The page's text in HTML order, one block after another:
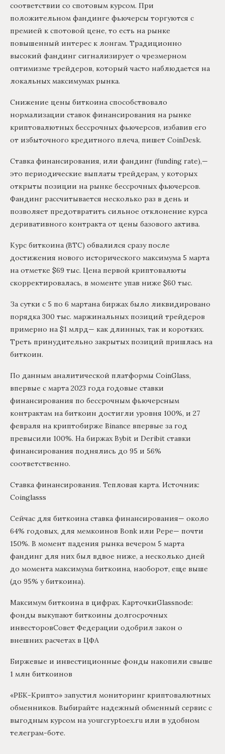
соответствии со спотовым курсом. При
положительном фандинге фьючерсы торгуются с
премией к спотовой цене, то есть на рынке
повышенный интерес к лонгам. Традиционно
высокий фандинг сигнализирует о чрезмерном
оптимизме трейдеров, который часто наблюдается на
локальных максимумах рынка.
Снижение цены биткоина способствовало
нормализации ставок финансирования на рынке
криптовалютных бессрочных фьючерсов, избавив его
от избыточного кредитного плеча, пишет CoinDesk.
Ставка финансирования, или фандинг (funding rate),—
это периодические выплаты трейдерам, у которых
открыты позиции на рынке бессрочных фьючерсов.
Фандинг рассчитывается несколько раз в день и
позволяет предотвратить сильное отклонение курса
деривативного контракта от цены базового актива.
Курс биткоина (BTC) обвалился сразу после
достижения нового исторического максимума 5 марта
на отметке $69 тыс. Цена первой криптовалюты
скорректировалась, в моменте упав ниже $60 тыс.
За сутки с 5 по 6 мартана биржах было ликвидировано
порядка 300 тыс. маржинальных позиций трейдеров
примерно на $1 млрд— как длинных, так и коротких.
Треть принудительно закрытых позиций пришлась на
биткоин.
По данным аналитической платформы CoinGlass,
впервые с марта 2023 года годовые ставки
финансирования по бессрочным фьючерсным
контрактам на биткоин достигли уровня 100%, и 27
февраля на криптобирже Binance впервые за год
превысили 100%. На биржах Bybit и Deribit ставки
финансирования поднялись до 95 и 56%
соответственно.
Ставка финансирования. Тепловая карта. Источник:
Coinglasss
Сейчас для биткоина ставка финансирования— около
64% годовых, для мемкоинов Bonk или Pepe— почти
150%. В момент падения рынка вечером 5 марта
фандинг для них был вдвое ниже, а несколько дней
до момента максимума биткоина, наоборот, еще выше
(до 95% у биткоина).
Максимум биткоина в цифрах. КарточкиGlassnode:
фонды выкупают биткоины долгосрочных
инвесторовСовет Федерации одобрил закон о
внешних расчетах в ЦФА
Биржевые и инвестиционные фонды накопили свыше
1 млн биткоинов
«РБК-Крипто» запустил мониторинг криптовалютных
обменников. Выбирайте надежный обменный сервис с
выгодным курсом на yourcryptoex.ru или в удобном
телеграм-боте.